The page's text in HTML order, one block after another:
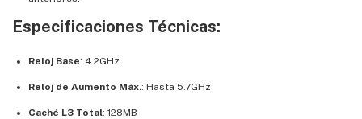
Especificaciones Técnicas:
Reloj Base: 4.2GHz
Reloj de Aumento Máx.: Hasta 5.7GHz
Caché L3 Total: 128MB